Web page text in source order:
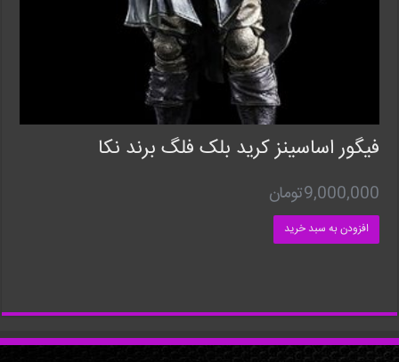
فیگور اساسینز کرید بلک فلگ برند نکا
9,000,000تومان
افزودن به سبد خرید